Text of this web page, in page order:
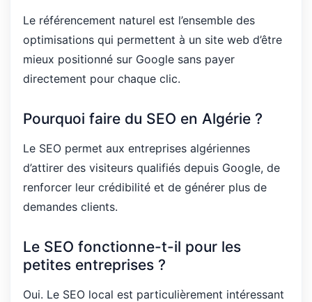
Le référencement naturel est l’ensemble des
optimisations qui permettent à un site web d’être
mieux positionné sur Google sans payer
directement pour chaque clic.
Pourquoi faire du SEO en Algérie ?
Le SEO permet aux entreprises algériennes
d’attirer des visiteurs qualifiés depuis Google, de
renforcer leur crédibilité et de générer plus de
demandes clients.
Le SEO fonctionne-t-il pour les
petites entreprises ?
Oui. Le SEO local est particulièrement intéressant